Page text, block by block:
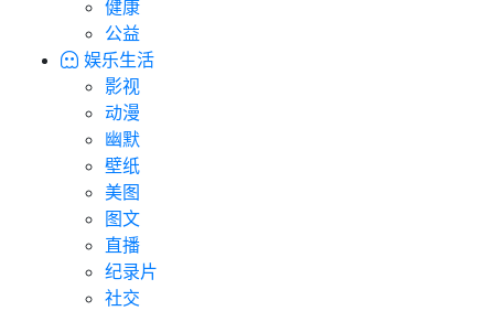
健康
公益
娱乐生活
影视
动漫
幽默
壁纸
美图
图文
直播
纪录片
社交